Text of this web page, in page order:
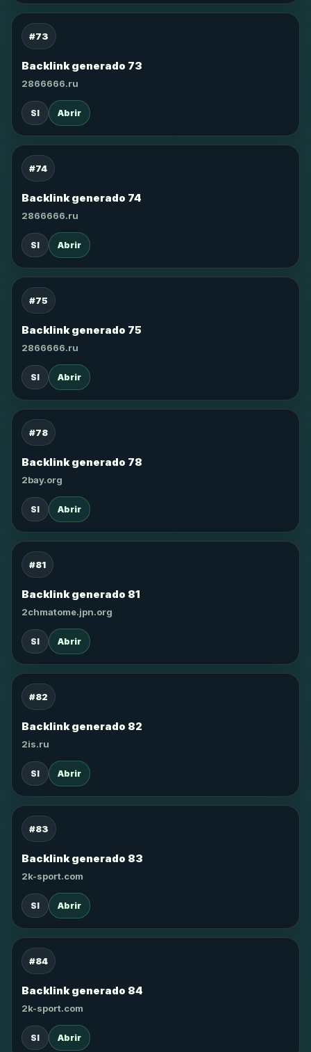
#73
Backlink generado 73
2866666.ru
SI Abrir
#74
Backlink generado 74
2866666.ru
SI Abrir
#75
Backlink generado 75
2866666.ru
SI Abrir
#78
Backlink generado 78
2bay.org
SI Abrir
#81
Backlink generado 81
2chmatome.jpn.org
SI Abrir
#82
Backlink generado 82
2is.ru
SI Abrir
#83
Backlink generado 83
2k-sport.com
SI Abrir
#84
Backlink generado 84
2k-sport.com
SI Abrir